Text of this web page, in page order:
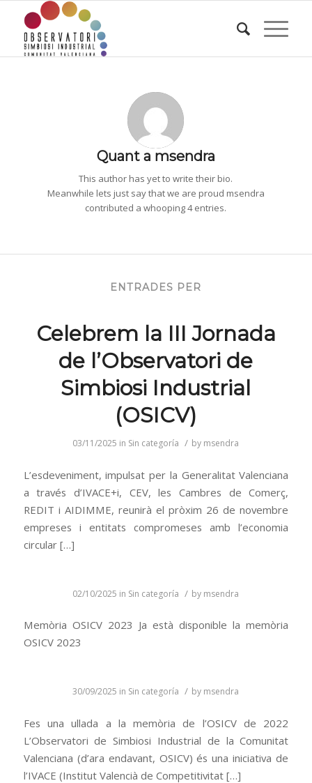
Quant a msendra
This author has yet to write their bio.
Meanwhile lets just say that we are proud msendra
contributed a whooping 4 entries.
ENTRADES PER
Celebrem la III Jornada
de l’Observatori de
Simbiosi Industrial
(OSICV)
03/11/2025 in Sin categoría / by msendra
L’esdeveniment, impulsat per la Generalitat Valenciana
a través d’IVACE+i, CEV, les Cambres de Comerç,
REDIT i AIDIMME, reunirà el pròxim 26 de novembre
empreses i entitats compromeses amb l’economia
circular […]
02/10/2025 in Sin categoría / by msendra
Memòria OSICV 2023 Ja està disponible la memòria
OSICV 2023
30/09/2025 in Sin categoría / by msendra
Fes una ullada a la memòria de l’OSICV de 2022
L’Observatori de Simbiosi Industrial de la Comunitat
Valenciana (d’ara endavant, OSICV) és una iniciativa de
l’IVACE (Institut Valencià de Competitivitat […]